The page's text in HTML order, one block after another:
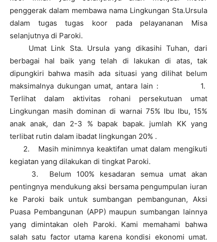
penggerak dalam membawa nama Lingkungan Sta.Ursula
dalam tugas tugas koor pada pelayananan Misa
selanjutnya di Paroki.
Umat Link Sta. Ursula yang dikasihi Tuhan, dari
berbagai hal baik yang telah di lakukan di atas, tak
dipungkiri bahwa masih ada situasi yang dilihat belum
maksimalnya dukungan umat, antara lain :
1.
Terlihat dalam aktivitas rohani persekutuan umat
Lingkungan masih dominan di warnai 75% Ibu Ibu, 15%
anak anak, dan 2-3 % bapak bapak. jumlah KK yang
terlibat rutin dalam ibadat lingkungan 20% .
2. Masih minimnya keaktifan umat dalam mengikuti
kegiatan yang dilakukan di tingkat Paroki.
3. Belum 100% kesadaran semua umat akan
pentingnya mendukung aksi bersama pengumpulan iuran
ke Paroki baik untuk sumbangan pembangunan, Aksi
Puasa Pembangunan (APP) maupun sumbangan lainnya
yang dimintakan oleh Paroki. Kami memahami bahwa
salah satu factor utama karena kondisi ekonomi umat.